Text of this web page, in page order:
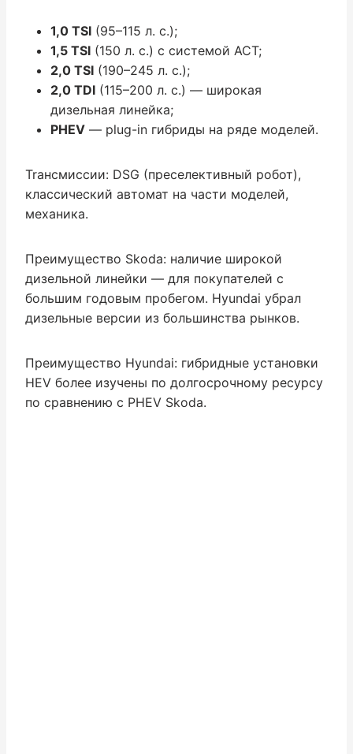
1,0 TSI (95–115 л. с.);
1,5 TSI (150 л. с.) с системой ACT;
2,0 TSI (190–245 л. с.);
2,0 TDI (115–200 л. с.) — широкая
дизельная линейка;
PHEV — plug-in гибриды на ряде моделей.
Trансмиссии: DSG (преселективный робот),
классический автомат на части моделей,
механика.
Преимущество Skoda: наличие широкой
дизельной линейки — для покупателей с
большим годовым пробегом. Hyundai убрал
дизельные версии из большинства рынков.
Преимущество Hyundai: гибридные установки
HEV более изучены по долгосрочному ресурсу
по сравнению с PHEV Skoda.